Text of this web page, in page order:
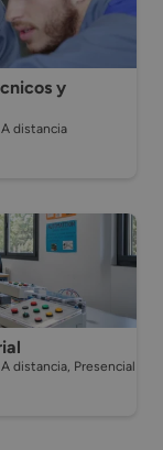
y
A distancia
A distancia, Presencial